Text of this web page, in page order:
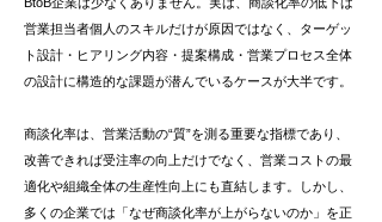
営業担当者個人のスキルだけが原因ではなく、ターゲッ
ト設計・ヒアリング内容・提案構成・営業プロセス全体
の設計に構造的な課題が潜んでいるケースが大半です。
商談化率は、営業活動の“質”を測る重要な指標であり、
改善できれば受注率の向上だけでなく、営業コストの最
適化や組織全体の生産性向上にも直結します。しかし、
多くの企業では「なぜ商談化率が上がらないのか」を正